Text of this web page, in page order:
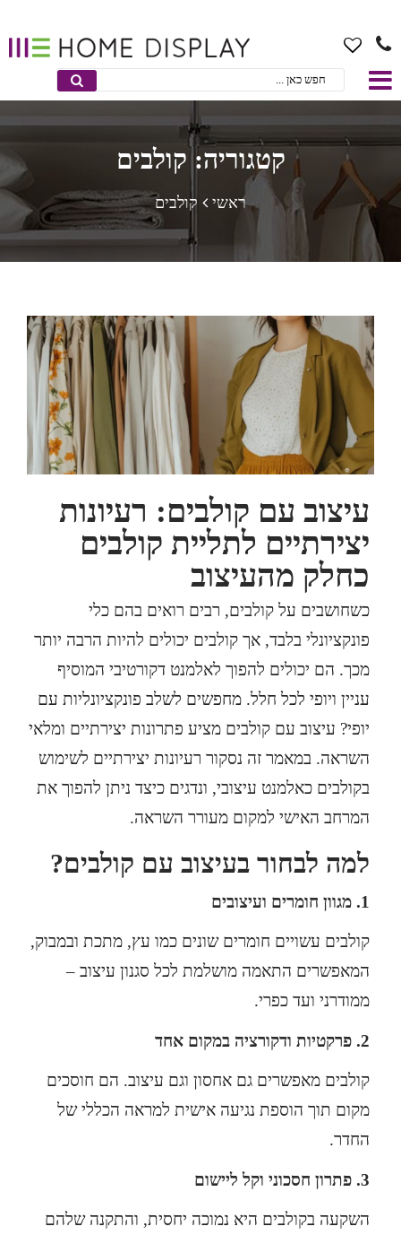
קטגוריה: קולבים
ראשי קולבים
עיצוב עם קולבים: רעיונות
יצירתיים לתליית קולבים
כחלק מהעיצוב
כשחושבים על קולבים, רבים רואים בהם כלי
פונקציונלי בלבד, אך קולבים יכולים להיות הרבה יותר
מכך. הם יכולים להפוך לאלמנט דקורטיבי המוסיף
עניין ויופי לכל חלל. מחפשים לשלב פונקציונליות עם
יופי? עיצוב עם קולבים מציע פתרונות יצירתיים ומלאי
השראה. במאמר זה נסקור רעיונות יצירתיים לשימוש
בקולבים כאלמנט עיצובי, ונדגים כיצד ניתן להפוך את
המרחב האישי למקום מעורר השראה.
למה לבחור בעיצוב עם קולבים?
1. מגוון חומרים ועיצובים
קולבים עשויים חומרים שונים כמו עץ, מתכת ובמבוק,
המאפשרים התאמה מושלמת לכל סגנון עיצוב –
ממודרני ועד כפרי.
2. פרקטיות ודקורציה במקום אחד
קולבים מאפשרים גם אחסון וגם עיצוב. הם חוסכים
מקום תוך הוספת נגיעה אישית למראה הכללי של
החדר.
3. פתרון חסכוני וקל ליישום
השקעה בקולבים היא נמוכה יחסית, והתקנה שלהם